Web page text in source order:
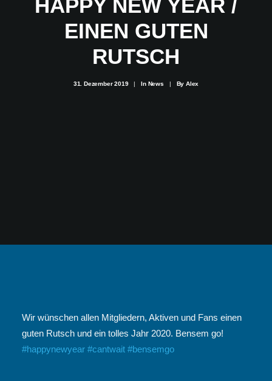
VFL BENSHEIM
HAPPY NEW YEAR /
EINEN GUTEN
RUTSCH
31. Dezember 2019 | In News | ByAlex
Wir wünschen allen Mitgliedern, Aktiven und Fans einen
guten Rutsch und ein tolles Jahr 2020. Bensem go!
#happynewyear #cantwait #bensemgo